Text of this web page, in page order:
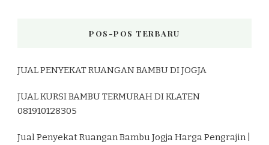
POS-POS TERBARU
JUAL PENYEKAT RUANGAN BAMBU DI JOGJA
JUAL KURSI BAMBU TERMURAH DI KLATEN
081910128305
Jual Penyekat Ruangan Bambu Jogja Harga Pengrajin |